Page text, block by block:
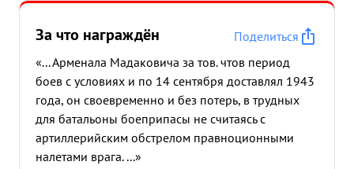
За что награждён
Поделиться
«... Арменала Мадаковича за тов. чтов период
боев с условиях и по 14 сентября доставлял 1943
года, он своевременно и без потерь, в трудных
для батальоны боеприпасы не считаясь с
артиллерийским обстрелом правноционными
налетами врага. ...»